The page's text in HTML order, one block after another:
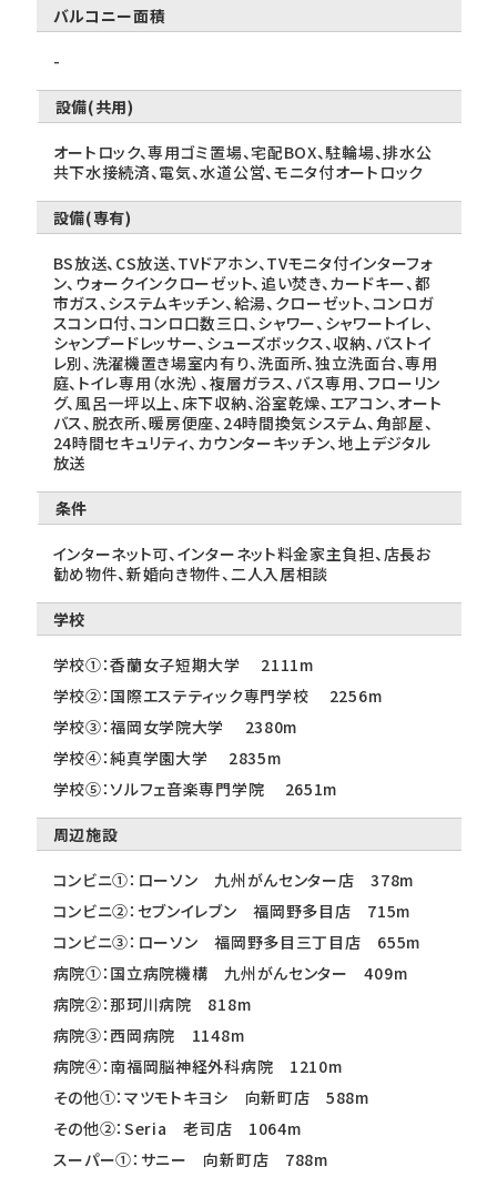
バルコニー面積
-
設備(共用)
オートロック、専用ゴミ置場、宅配BOX、駐輪場、排水公
共下水接続済、電気、水道公営、モニタ付オートロック
設備(専有)
BS放送、CS放送、TVドアホン、TVモニタ付インターフォ
ン、ウォークインクローゼット、追い焚き、カードキー、都
市ガス、システムキッチン、給湯、クローゼット、コンロガ
スコンロ付、コンロ口数三口、シャワー、シャワートイレ、
シャンプードレッサー、シューズボックス、収納、バストイ
レ別、洗濯機置き場室内有り、洗面所、独立洗面台、専用
庭、トイレ専用（水洗）、複層ガラス、バス専用、フローリン
グ、風呂一坪以上、床下収納、浴室乾燥、エアコン、オート
バス、脱衣所、暖房便座、24時間換気システム、角部屋、
24時間セキュリティ、カウンターキッチン、地上デジタル
放送
条件
インターネット可、インターネット料金家主負担、店長お
勧め物件、新婚向き物件、二人入居相談
学校
学校①：香蘭女子短期大学 2111m
学校②：国際エステティック専門学校 2256m
学校③：福岡女学院大学 2380m
学校④：純真学園大学 2835m
学校⑤：ソルフェ音楽専門学院 2651m
周辺施設
コンビニ①：ローソン 九州がんセンター店 378m
コンビニ②：セブンイレブン 福岡野多目店 715m
コンビニ③：ローソン 福岡野多目三丁目店 655m
病院①：国立病院機構 九州がんセンター 409m
病院②：那珂川病院 818m
病院③：西岡病院 1148m
病院④：南福岡脳神経外科病院 1210m
その他①：マツモトキヨシ 向新町店 588m
その他②：Seria 老司店 1064m
スーパー①：サニー 向新町店 788m